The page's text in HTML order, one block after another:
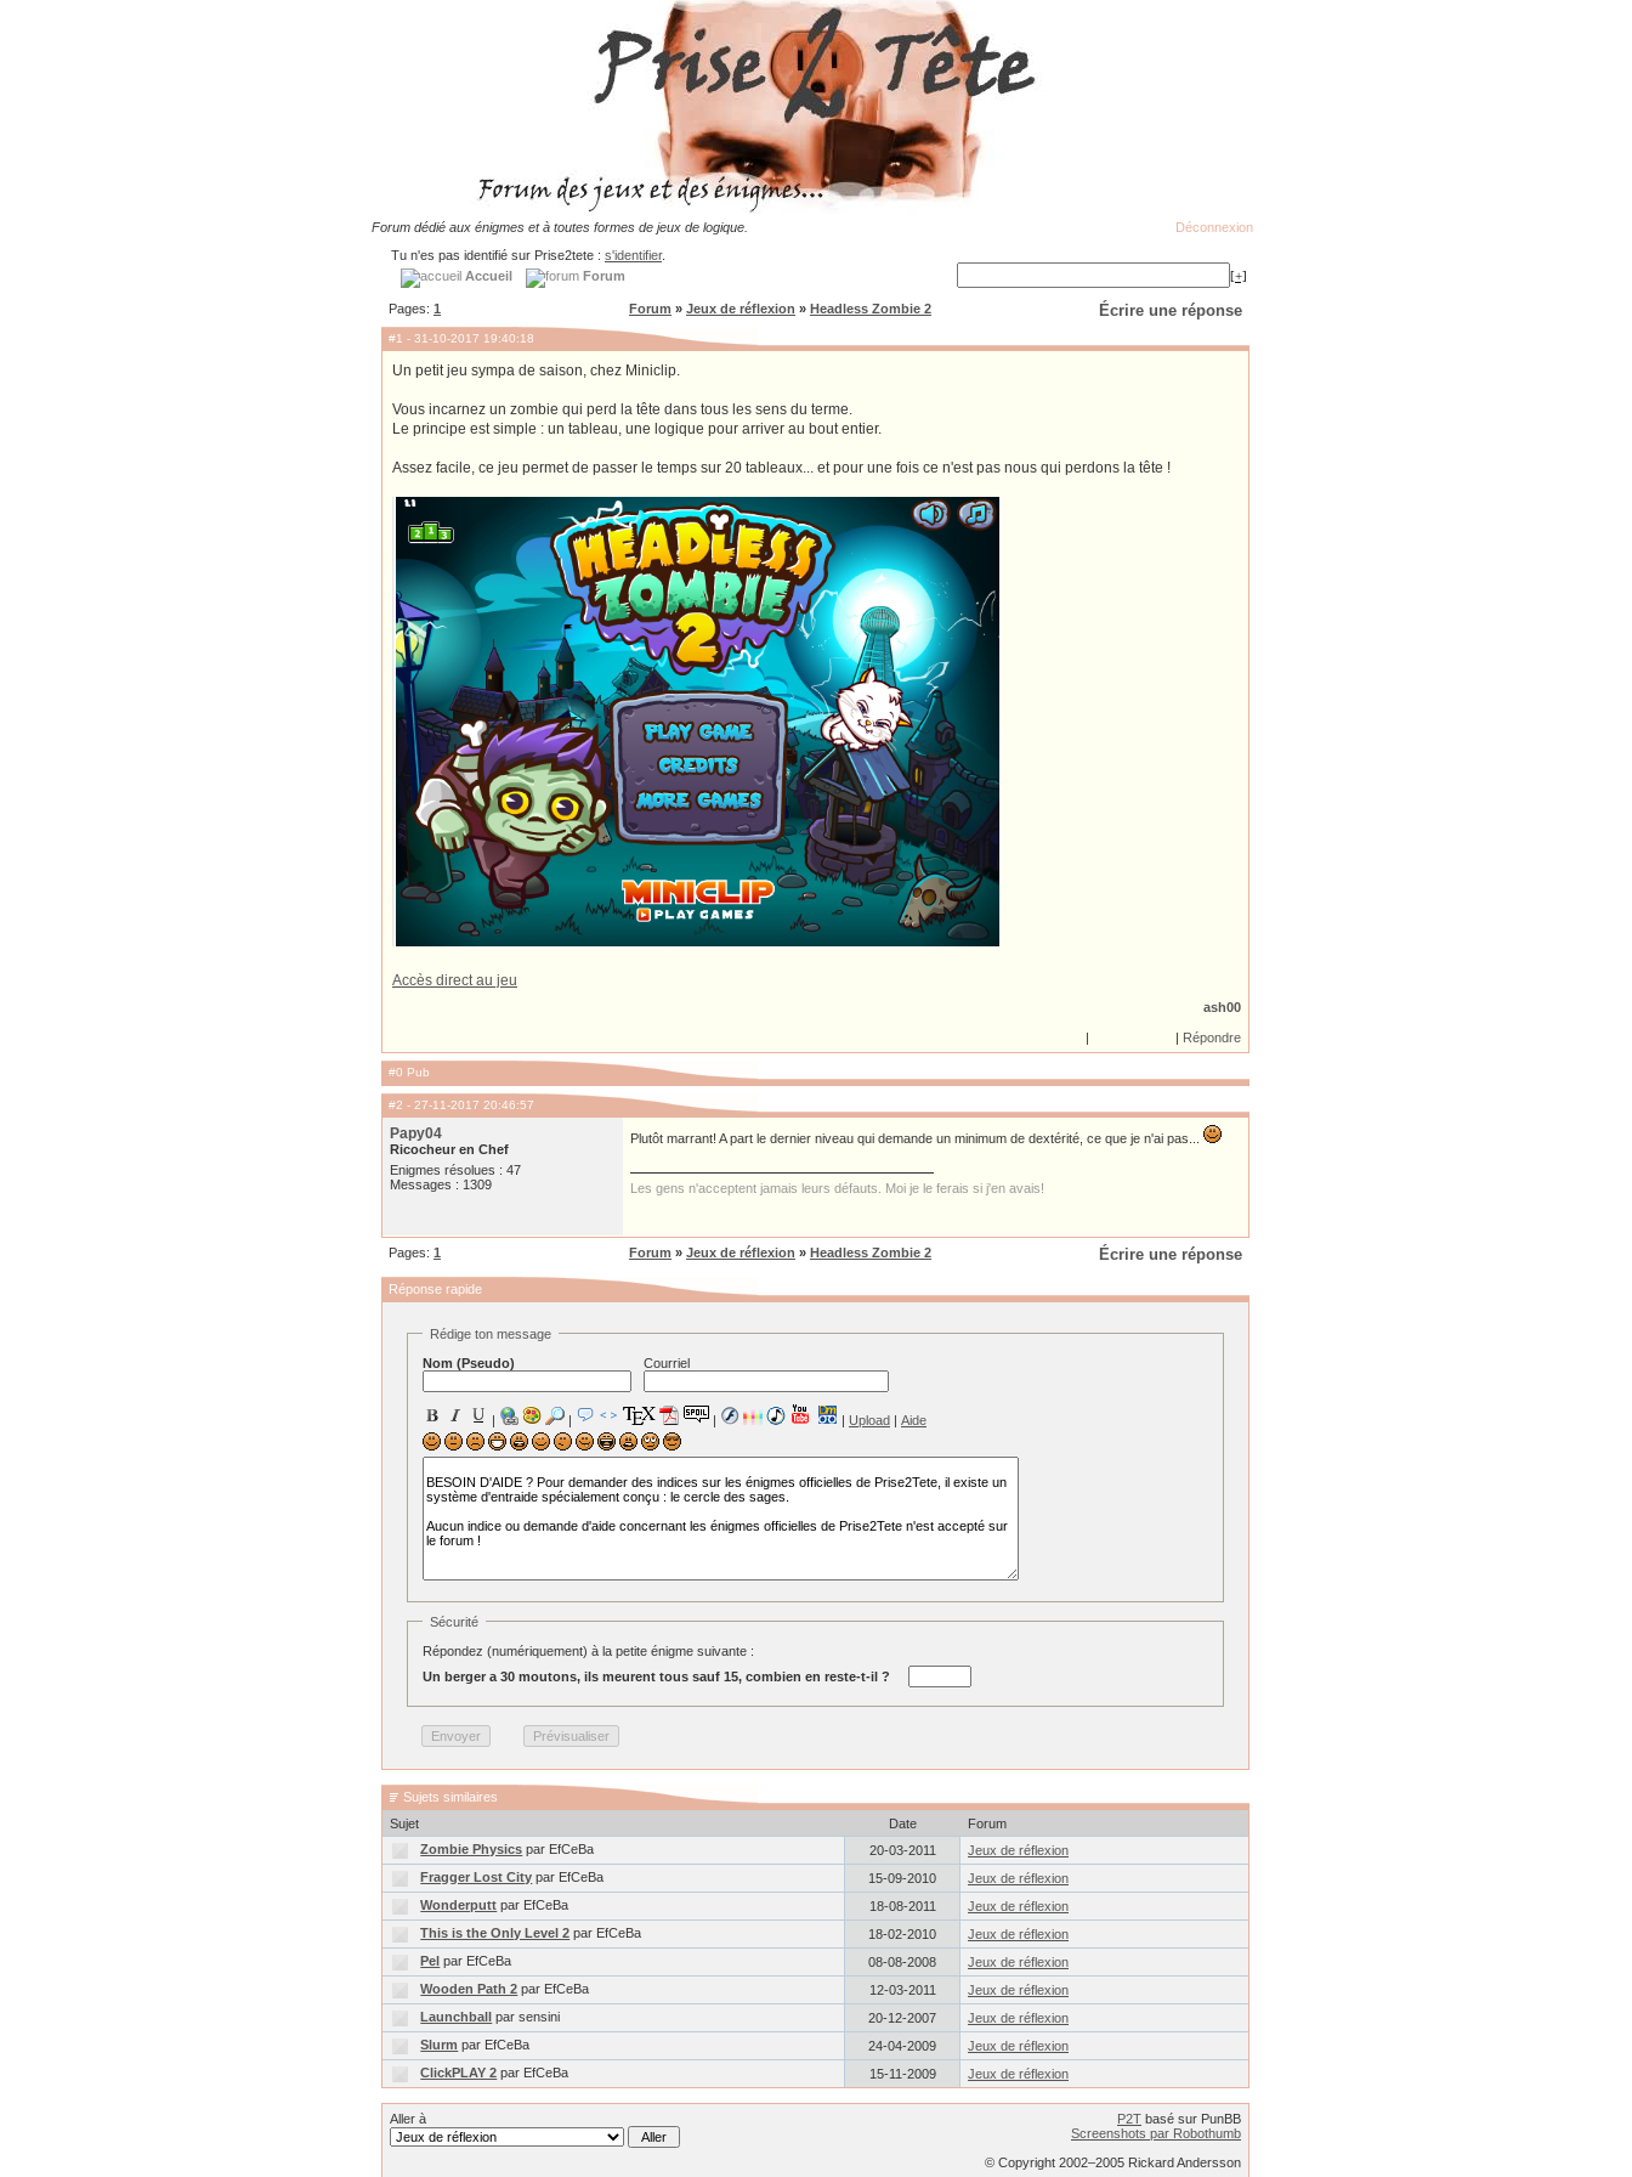
Forum dédié aux énigmes et à toutes formes de jeux de logique.
Déconnexion
Tu n'es pas identifié sur Prise2tete : s'identifier.
Accueil
Forum [+]
Pages: 1 Écrire une réponse
Forum » Jeux de réflexion » Headless Zombie 2
#1 - 31-10-2017 19:40:18
Un petit jeu sympa de saison, chez Miniclip.
Vous incarnez un zombie qui perd la tête dans tous les sens du terme.
Le principe est simple : un tableau, une logique pour arriver au bout entier.
Assez facile, ce jeu permet de passer le temps sur 20 tableaux... et pour une fois ce n'est pas nous qui perdons la tête !
Accès direct au jeu
ash00
| | Répondre
#0 Pub
#2 - 27-11-2017 20:46:57
Papy04
Ricocheur en Chef
Enigmes résolues : 47
Messages : 1309
Plutôt marrant! A part le dernier niveau qui demande un minimum de dextérité, ce que je n'ai pas...
Les gens n'acceptent jamais leurs défauts. Moi je le ferais si j'en avais!
Écrire une réponse
Pages: 1 Forum » Jeux de réflexion » Headless Zombie 2
Réponse rapide
Rédige ton message
Nom (Pseudo)
Courriel
| | | | Upload | Aide
Sécurité
Répondez (numériquement) à la petite énigme suivante :
Un berger a 30 moutons, ils meurent tous sauf 15, combien en reste-t-il ?
Sujets similaires
Sujet
Date
Forum
Zombie Physics par EfCeBa 20-03-2011
Jeux de réflexion
Fragger Lost City par EfCeBa 15-09-2010
Jeux de réflexion
Wonderputt par EfCeBa 18-08-2011
Jeux de réflexion
This is the Only Level 2 par EfCeBa 18-02-2010
Jeux de réflexion
Pel par EfCeBa 08-08-2008
Jeux de réflexion
Wooden Path 2 par EfCeBa 12-03-2011
Jeux de réflexion
Launchball par sensini 20-12-2007
Jeux de réflexion
Slurm par EfCeBa 24-04-2009
Jeux de réflexion
ClickPLAY 2 par EfCeBa 15-11-2009 Jeux de réflexion
Aller à P2T basé sur PunBB
Screenshots par Robothumb
© Copyright 2002–2005 Rickard Andersson